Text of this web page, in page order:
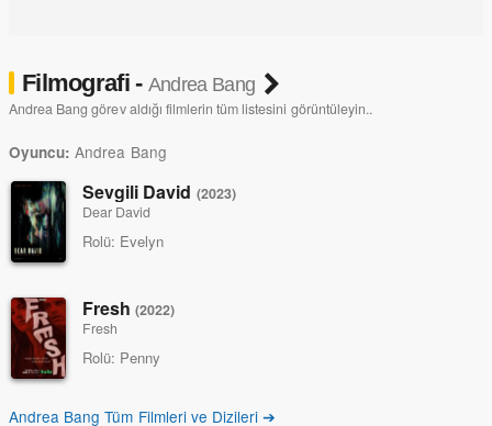
Filmografi - Andrea Bang
Andrea Bang görev aldığı filmlerin tüm listesini görüntüleyin..
Oyuncu: Andrea Bang
Sevgili David (2023)
Dear David
Rolü: Evelyn
Fresh(2022)
Fresh
Rolü: Penny
Andrea Bang Tüm Filmleri ve Dizileri ➔